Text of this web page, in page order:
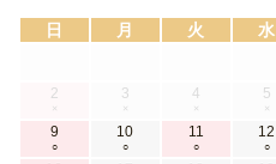
日 月 火 水
2
×
3
×
4
×
5
×
9
○
10
○
11
○
12
○